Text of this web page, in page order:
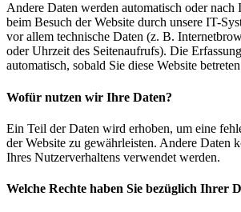
Andere Daten werden automatisch oder
beim Besuch der Website durch unsere IT-
vor allem technische Daten (z. B.
oder Uhrzeit des Seitenaufrufs). Die
automatisch, sobald Sie diese Website
Wofür nutzen wir Ihre Daten?
Ein Teil der Daten wird erhoben, um eine
der Website zu gewährleisten. Andere Daten
Ihres Nutzerverhaltens verwendet werden.
Welche Rechte haben Sie bezüglich Ihrer